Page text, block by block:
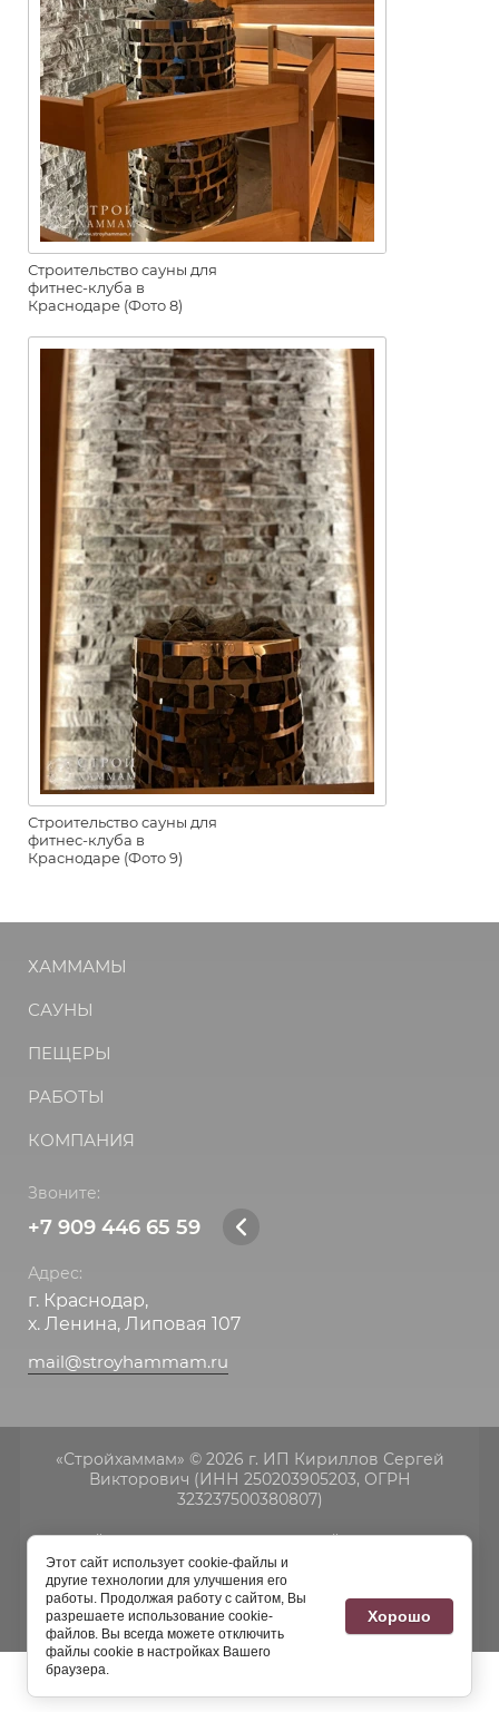
Строительство сауны для
фитнес-клуба в
Краснодаре (Фото 8)
Строительство сауны для
фитнес-клуба в
Краснодаре (Фото 9)
Звоните:
+7 909 446 65 59
Адрес:
г. Краснодар,
х. Ленина, Липовая 107
mail@stroyhammam.ru
ХАММАМЫ
САУНЫ
ПЕЩЕРЫ
РАБОТЫ
КОМПАНИЯ
«Стройхаммам» © 2026 г. ИП Кириллов Сергей
Викторович (ИНН 250203905203, ОГРН
323237500380807)
Сайт носит исключитeльно ознакомительный харaктер и не
437 Граждaнского кoдекса Российской Федерации.
Заказ, разработка,создание сайтовв студии
Мегагрупп.
Этот сайт использует cookie-файлы и
другие технологии для улучшения его
работы. Продолжая работу с сайтом, Вы
разрешаете использование cookie-
файлов. Вы всегда можете отключить
файлы cookie в настройках Вашего
браузера.
Хорошо